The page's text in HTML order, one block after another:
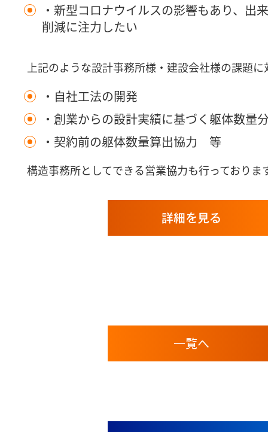
・新型コロナウイルスの影響もあり、出
削減に注力したい
上記のような設計事務所様・建設会社様の課題に
・自社工法の開発
・創業からの設計実績に基づく躯体数量
・契約前の躯体数量算出協力 等
構造事務所としてできる営業協力も行っておりま
詳細を見る
一覧へ